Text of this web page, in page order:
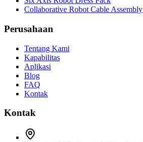
Collaborative Robot Cable Assembly
Perusahaan
Tentang Kami
Kapabilitas
Aplikasi
Blog
FAQ
Kontak
Kontak